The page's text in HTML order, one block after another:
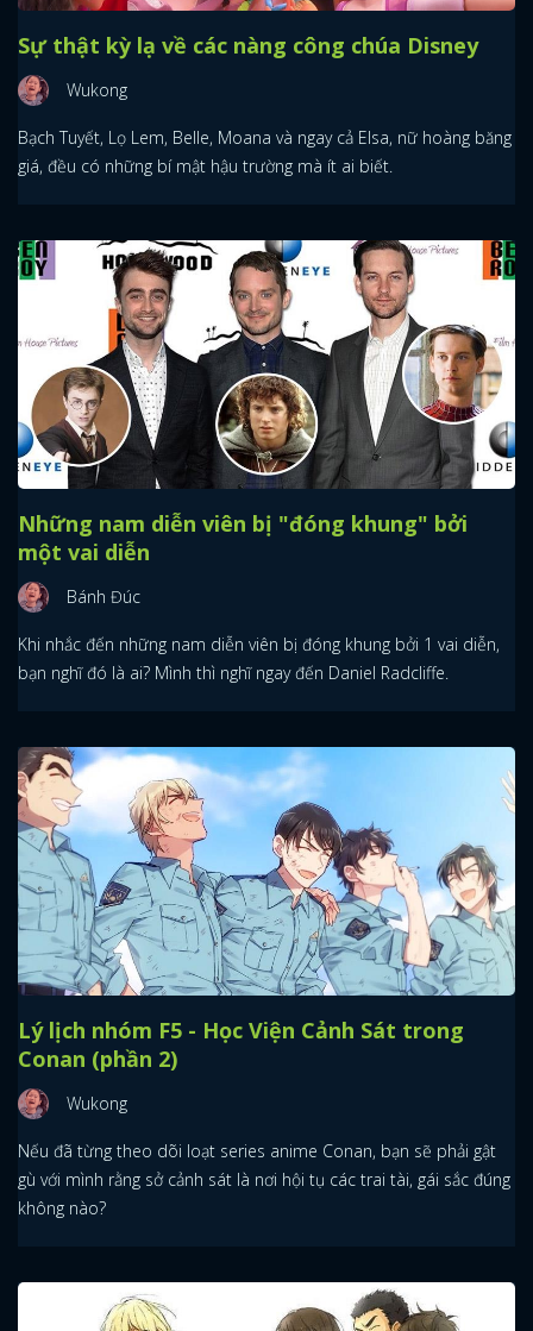
Sự thật kỳ lạ về các nàng công chúa Disney
Wukong
Bạch Tuyết, Lọ Lem, Belle, Moana và ngay cả Elsa, nữ hoàng băng
giá, đều có những bí mật hậu trường mà ít ai biết.
Những nam diễn viên bị "đóng khung" bởi
một vai diễn
Bánh Đúc
Khi nhắc đến những nam diễn viên bị đóng khung bởi 1 vai diễn,
bạn nghĩ đó là ai? Mình thì nghĩ ngay đến Daniel Radcliffe.
Lý lịch nhóm F5 - Học Viện Cảnh Sát trong
Conan (phần 2)
Wukong
Nếu đã từng theo dõi loạt series anime Conan, bạn sẽ phải gật
gù với mình rằng sở cảnh sát là nơi hội tụ các trai tài, gái sắc đúng
không nào?